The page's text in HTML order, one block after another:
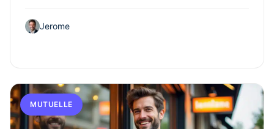
Jerome
MUTUELLE